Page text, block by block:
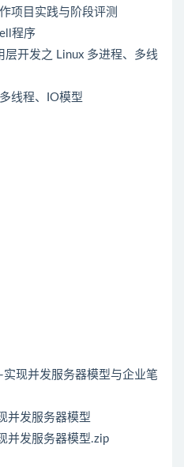
项目实践与阶段评测
程序
开发之 Linux 多进程、多线
线程、IO模型
现并发服务器模型与企业笔
并发服务器模型
并发服务器模型.zip